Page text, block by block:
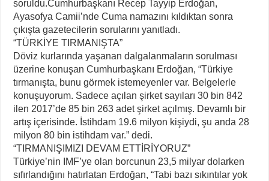
soruldu.Cumhurbaşkanı Recep Tayyip Erdoğan,
Ayasofya Camii’nde Cuma namazını kıldıktan sonra
çıkışta gazetecilerin sorularını yanıtladı.
“TÜRKİYE TIRMANIŞTA”
Döviz kurlarında yaşanan dalgalanmaların sorulması
üzerine konuşan Cumhurbaşkanı Erdoğan, “Türkiye
tırmanışta, bunu görmek istemeyenler var. Belgelerle
konuşuyorum. Sadece açılan şirket sayıları 30 bin 842
ilen 2017’de 85 bin 263 adet şirket açılmış. Devamlı bir
artış içerisinde. İstihdam 19.6 milyon kişiydi, şu anda 28
milyon 80 bin istihdam var.” dedi.
“TIRMANIŞIMIZI DEVAM ETTİRİYORUZ”
Türkiye’nin IMF’ye olan borcunun 23,5 milyar dolarken
sıfırlandığını hatırlatan Erdoğan, “Tabi bazı sıkıntılar yok